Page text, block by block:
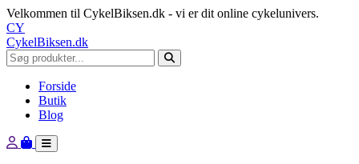
Velkommen til CykelBiksen.dk - vi er dit online cykelunivers.
CY
CykelBiksen.dk
Forside
Butik
Blog